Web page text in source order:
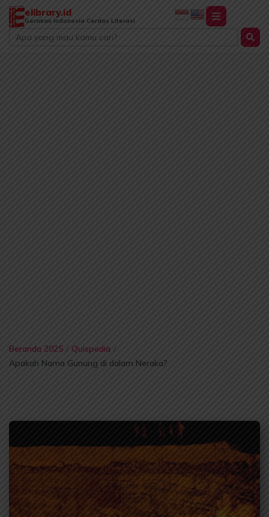
Lewati
konten
elibrary.id
Gerakan Indonesia Cerdas Literasi
Search
...
Beranda 2025 / Quispedia /
Apakah Nama Gunung di dalam Neraka?